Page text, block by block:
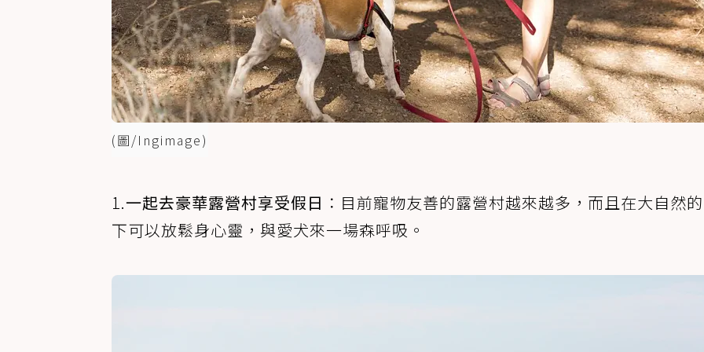
(圖/Ingimage)
1.一起去豪華露營村享受假日 ：目前寵物友善的露營村越來越多，而且在大自然
下可以放鬆身心靈，與愛犬來一場森呼吸。